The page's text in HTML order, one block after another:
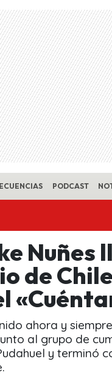
PODCAST
de
ahora y
al grupo de
y terminó